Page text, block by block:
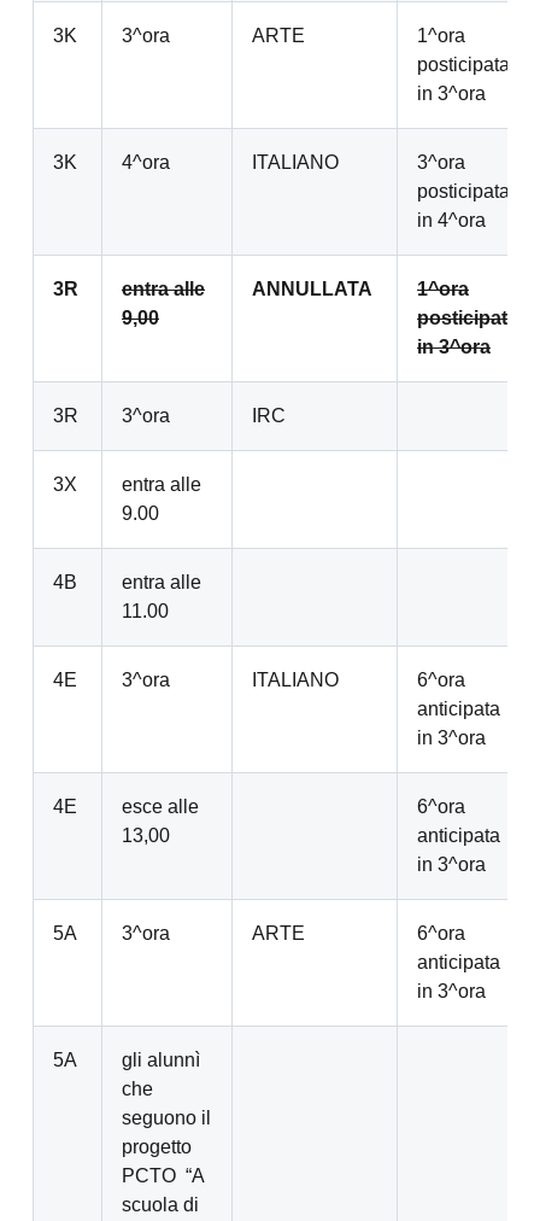
3K 3^ora ARTE
1^ora
posticipata
in 3^ora
3K 4^ora ITALIANO
3^ora
posticipata
in 4^ora
3R
entra alle
9,00
ANNULLATA
1^ora
posticipata
in 3^ora
3R 3^ora IRC
3X
entra alle
9.00
4B
entra alle
11.00
4E 3^ora ITALIANO
6^ora
anticipata
in 3^ora
4E
esce alle
13,00
6^ora
anticipata
in 3^ora
5A 3^ora ARTE
6^ora
anticipata
in 3^ora
5A
gli alunnì
che
seguono il
progetto
PCTO “A
scuola di